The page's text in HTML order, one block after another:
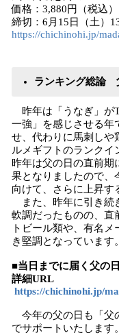
価格：3,880円（税込）
締切：6月15日（土）
https://chichinohi.jp/
ランキング総論
昨年は「うなぎ」が
一強」を感じさせる年
せ、代わりに馬刺しや
ルメギフトのランクイ
昨年は父の日の直前
果となりましたので、
向けて、さらに上昇す
また、昨年に引き続
軟調だったものの、直
トビール類や、有名
き堅調となっています。
■当日までに届く父の
詳細URL
https://chichinohi.jp/
今年の父の日も「父
でサポートいたします